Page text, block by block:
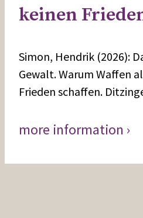
keinen
Simon, Hendrik (2026):
Gewalt. Warum Waffen
Frieden schaffen.
more information ›